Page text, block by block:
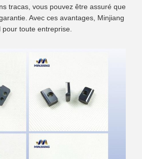
tracas, vous pouvez être assuré que
Avec ces avantages, Minjiang
toute entreprise.